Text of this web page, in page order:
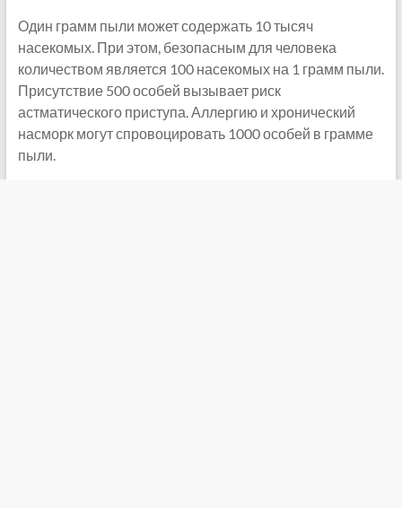
Один грамм пыли может содержать 10 тысяч
насекомых. При этом, безопасным для человека
количеством является 100 насекомых на 1 грамм пыли.
Присутствие 500 особей вызывает риск
астматического приступа. Аллергию и хронический
насморк могут спровоцировать 1000 особей в грамме
пыли.